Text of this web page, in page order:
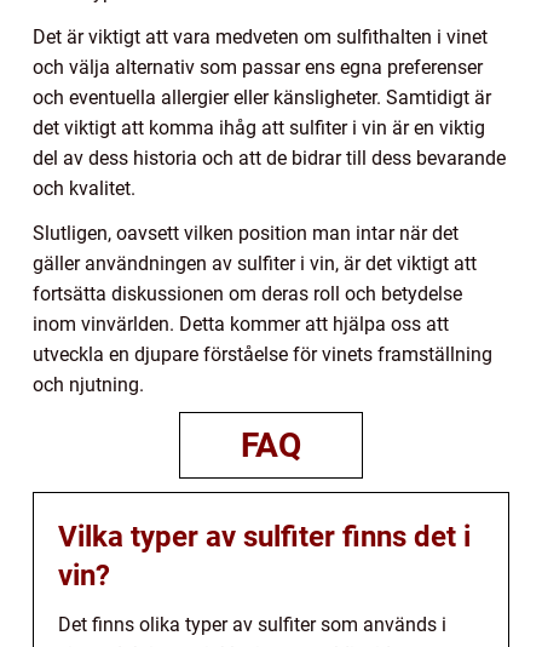
Det är viktigt att vara medveten om sulfithalten i vinet
och välja alternativ som passar ens egna preferenser
och eventuella allergier eller känsligheter. Samtidigt är
det viktigt att komma ihåg att sulfiter i vin är en viktig
del av dess historia och att de bidrar till dess bevarande
och kvalitet.
Slutligen, oavsett vilken position man intar när det
gäller användningen av sulfiter i vin, är det viktigt att
fortsätta diskussionen om deras roll och betydelse
inom vinvärlden. Detta kommer att hjälpa oss att
utveckla en djupare förståelse för vinets framställning
och njutning.
FAQ
Vilka typer av sulfiter finns det i
vin?
Det finns olika typer av sulfiter som används i